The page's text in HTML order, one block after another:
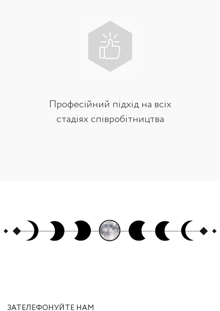
Професійний підхід на всіх
стадіях співробітництва
ЗАТЕЛЕФОНУЙТЕ НАМ